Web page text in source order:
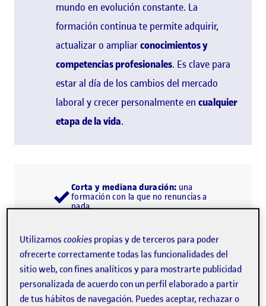
mundo en evolución constante. La
formación continua te permite adquirir,
actualizar o ampliarconocimientos y
competencias profesionales. Es clave para
estar al día de los cambios del mercado
laboral y crecer personalmente en cualquier
etapa de la vida.
Corta y mediana duración: una
formación con la que no renuncias a
nada.
Profesionalizadora:
para multiplicar oportunidades.
Utilizamoscookies propias y de terceros para poder
ofrecerte correctamente todas las funcionalidades del
sitio web, con fines analíticos y para mostrarte publicidad
personalizada de acuerdo con un perfil elaborado a partir
de tus hábitos de navegación. Puedes aceptar, rechazar o